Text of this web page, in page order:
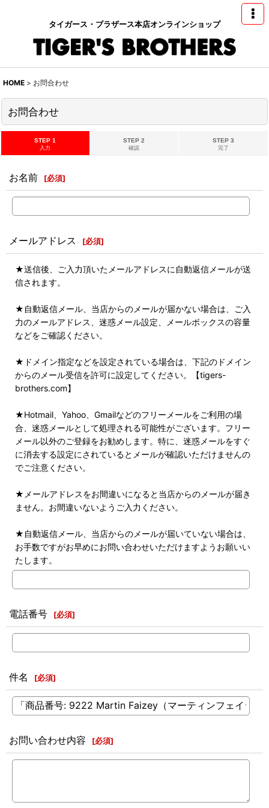
タイガース・ブラザース本店オンラインショップ
HOME > お問合わせ
お問合わせ
STEP 1
入力
STEP 2
確認
STEP 3
完了
お名前 [必須]
メールアドレス [必須]
★送信後、ご入力頂いたメールアドレスに自動返信メールが送
信されます。
★自動返信メール、当店からのメールが届かない場合は、ご入
力のメールアドレス、迷惑メール設定、メールボックスの容量
などをご確認ください。
★ドメイン指定などを設定されている場合は、下記のドメイン
からのメール受信を許可に設定してください。【tigers-
brothers.com】
★Hotmail、Yahoo、Gmailなどのフリーメールをご利用の場
合、迷惑メールとして処理される可能性がございます。フリー
メール以外のご登録をお勧めします。特に、迷惑メールをすぐ
に消去する設定にされているとメールが確認いただけませんの
でご注意ください。
★メールアドレスをお間違いになると当店からのメールが届き
ません。お間違いないようご入力ください。
★自動返信メール、当店からのメールが届いていない場合は、
お手数ですがお早めにお問い合わせいただけますようお願いい
たします。
電話番号 [必須]
件名 [必須]
お問い合わせ内容 [必須]